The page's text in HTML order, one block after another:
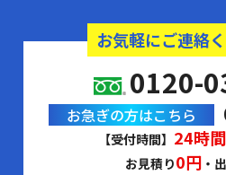
お気軽にご連絡
0120-
お急ぎの方はこちら
【受付時間】 24時
お見積り0円 ・